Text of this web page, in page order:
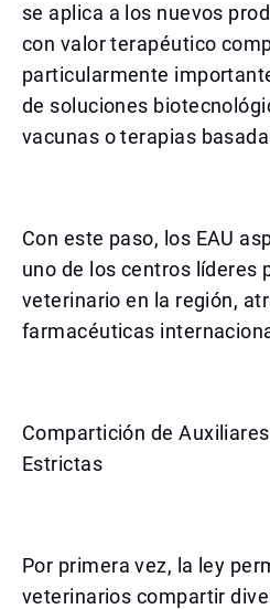
se aplica a los nuevos
con valor terapéutico
particularmente
de soluciones
vacunas o terapias
Con este paso, los EAU
uno de los centros líderes
veterinario en la región,
farmacéuticas
Compartición de
Estrictas
Por primera vez, la ley
veterinarios compartir